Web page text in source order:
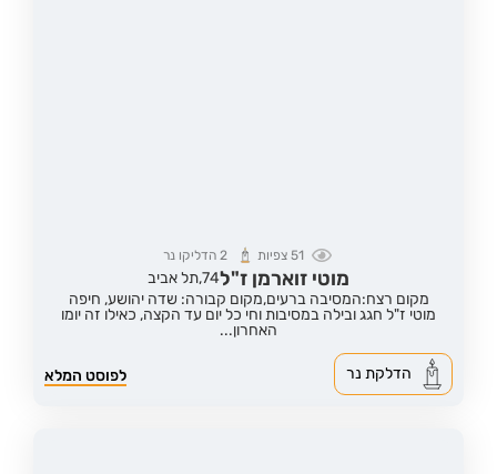
51צפיות 2 הדליקו נר
מוטי זוארמן ז"ל74,תל אביב
מקום רצח:המסיבה ברעים,מקום קבורה: שדה יהושע, חיפה
מוטי ז"ל חגג ובילה במסיבות וחי כל יום עד הקצה, כאילו זה יומו
האחרון...
לפוסט המלא הדלקת נר